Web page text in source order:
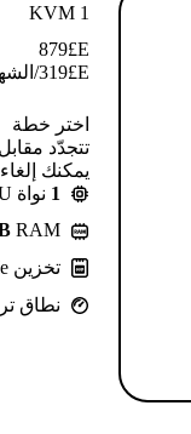
KVM 1
E£
879
E£
319
/
اختر خطة
يمكنك
1 نواة vCPU
RAM
تخزين NVMe بسعة
نطاق